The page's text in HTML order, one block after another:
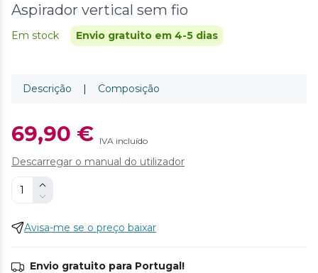
Aspirador vertical sem fio
Em stock Envio gratuito em 4-5 dias
Descrição | Composição
69,90 € IVA incluído
Descarregar o manual do utilizador
Avisa-me se o preço baixar
Envio gratuito para Portugal!